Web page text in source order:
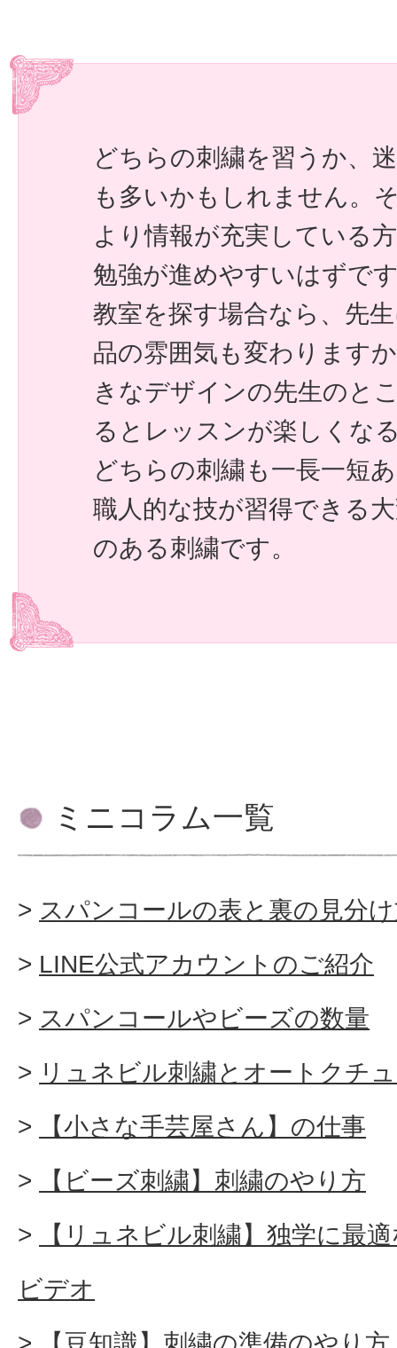
どちらの刺繍を習うか、
も多いかもしれません。
より情報が充実している
勉強が進めやすいはずで
教室を探す場合なら、先
品の雰囲気も変わります
きなデザインの先生のと
るとレッスンが楽しくな
どちらの刺繍も一長一短
職人的な技が習得できる
のある刺繍です。
ミニコラム一覧
スパンコールの表と裏の見分
LINE公式アカウントのご紹介
スパンコールやビーズの数量
リュネビル刺繍とオートクチ
【小さな手芸屋さん】の仕事
【ビーズ刺繍】刺繍のやり方
【リュネビル刺繍】独学に最
ビデオ